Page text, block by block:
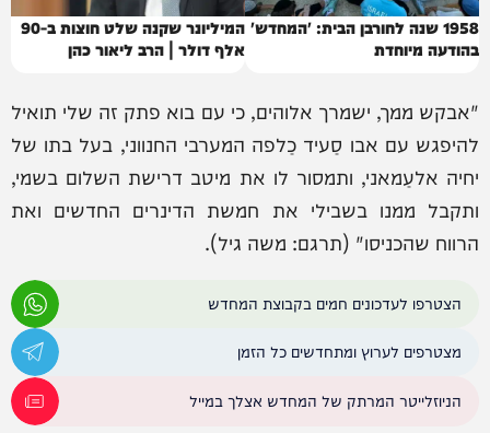
1958 שנה לחורבן הבית: 'המחדש'
בהודעה מיוחדת
המיליונר שקנה שלט חוצות ב-90
אלף דולר | הרב ליאור כהן
"אבקש ממך, ישמרך אלוהים, כי עם בוא פתק זה שלי תואיל
להיפגש עם אבו סַעיד כַלפה המערבי החנווני, בעל בתו של
יחיה אלעַמאני, ותמסור לו את מיטב דרישת השלום בשמי,
ותקבל ממנו בשבילי את חמשת הדינרים החדשים ואת
הרווח שהכניסו" (תרגם: משה גיל).
הצטרפו לעדכונים חמים בקבוצת המחדש
מצטרפים לערוץ ומתחדשים כל הזמן
הניוזלייטר המרתק של המחדש אצלך במייל